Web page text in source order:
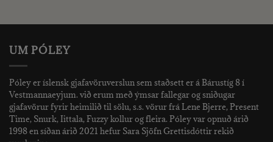
UM PÓLEY
Póley er íslensk gjafavöruverslun sem staðsett er á Bárustíg 8 í
Vestmannaeyjum. við erum með ýmsar fallegar og sniðugar
gjafavörur fyrir heimilið til sölu, s.s. vörur frá Lene Bjerre, Present
Time, Snurk, Iittala, Fuzzy kollur og fleira. Póley var opnuð árið
1998 en síðan árið 2021 hefur Sara Sjöfn Grettisdóttir rekið